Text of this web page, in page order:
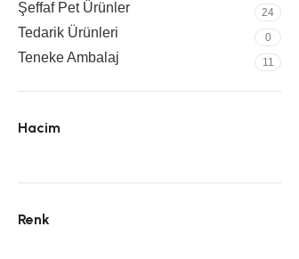
Şeffaf Pet Ürünler 24
Tedarik Ürünleri 0
Teneke Ambalaj 11
Hacim
Renk